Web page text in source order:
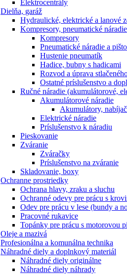
Elektrocentrály
Dielňa, garáž
Hydraulické, elektrické a lanové
Kompresory, pneumatické náradie
Kompresory
Pneumatické náradie a
Hustenie pneumatík
Hadice, bubny s hadicami
Rozvod a úprava
Ostatné príslušenstvo a
Ručné náradie (akumulátorové,
Akumulátorové náradie
Akumulátory,
Elektrické náradie
Príslušenstvo k náradiu
Pieskovanie
Zváranie
Zváračky
Príslušenstvo na zváranie
Skladovanie, boxy
Ochranne prostriedky
Ochrana hlavy, zraku a sluchu
Ochranné odevy pre prácu s
Odev pre prácu v lese (bundy a
Pracovné rukavice
Topánky pre prácu s motorovou
Oleje a mazivá
Profesionálna a komunálna technika
Náhradné diely a doplnkový materiál
Náhradné diely originálne
Náhradné diely náhrady